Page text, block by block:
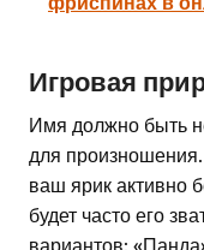
Игровая
Имя должно быть
для
ваш ярик активно
будет часто его
вариантов: